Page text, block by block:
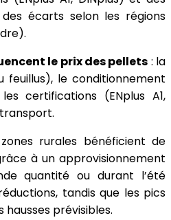
écarts selon les régions
le prix des pellets : la
feuillus), le conditionnement
certifications (ENplus A1,
rurales bénéficient de
à un approvisionnement
quantité ou durant l’été
tandis que les pics
prévisibles.